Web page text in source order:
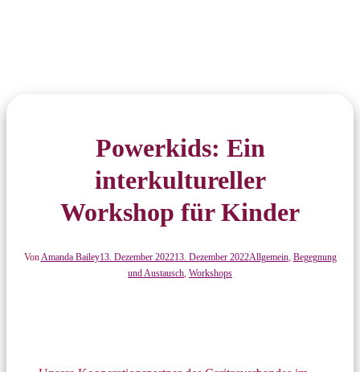
Powerkids: Ein
interkultureller
Workshop für Kinder
VonAmanda Bailey13. Dezember 202213. Dezember 2022Allgemein, Begegnung
und Austausch, Workshops